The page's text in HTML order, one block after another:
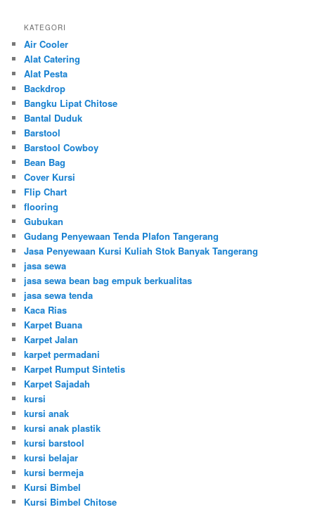
KATEGORI
Air Cooler
Alat Catering
Alat Pesta
Backdrop
Bangku Lipat Chitose
Bantal Duduk
Barstool
Barstool Cowboy
Bean Bag
Cover Kursi
Flip Chart
flooring
Gubukan
Gudang Penyewaan Tenda Plafon Tangerang
Jasa Penyewaan Kursi Kuliah Stok Banyak Tangerang
jasa sewa
jasa sewa bean bag empuk berkualitas
jasa sewa tenda
Kaca Rias
Karpet Buana
Karpet Jalan
karpet permadani
Karpet Rumput Sintetis
Karpet Sajadah
kursi
kursi anak
kursi anak plastik
kursi barstool
kursi belajar
kursi bermeja
Kursi Bimbel
Kursi Bimbel Chitose